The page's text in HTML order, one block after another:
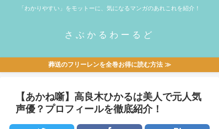
「わかりやすい」をモットーに、気になるマンガのあれこれを紹介！
さぶかるわーるど
葬送のフリーレンを全巻お得に読む方法 ≫
【あかね噺】高良木ひかるは美人で元人気
声優？プロフィールを徹底紹介！